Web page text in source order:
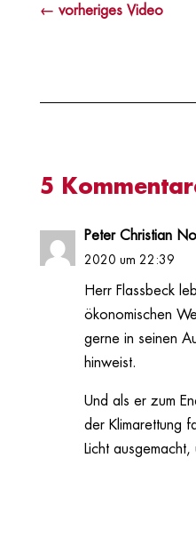
← vorheriges Video
5
Peter Christian
2020 um 22:39
Herr Flassbeck
ökonomischen
gerne in seinen
hinweist.
Und als er zum
der Klimarettung
Licht